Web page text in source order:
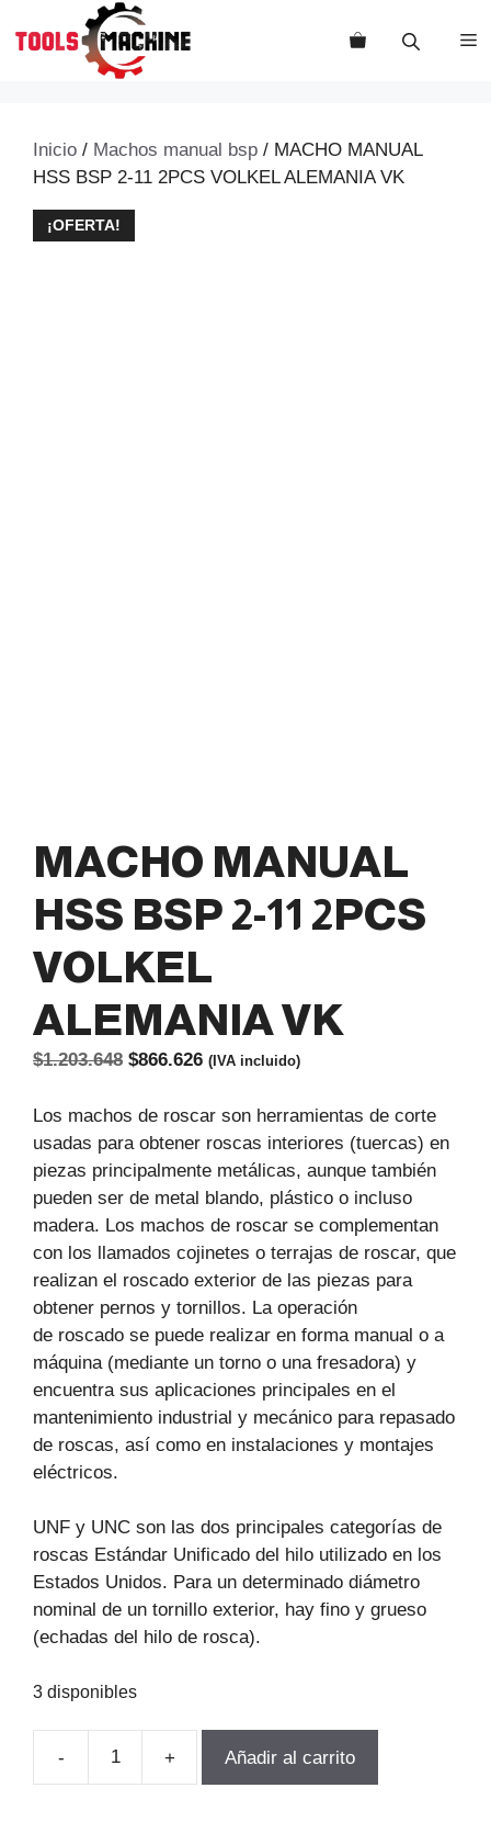
Inicio / Machos manual bsp / MACHO MANUAL
HSS BSP 2-11 2PCS VOLKEL ALEMANIA VK
¡OFERTA!
MACHO MANUAL
HSS BSP 2-11 2PCS
VOLKEL
ALEMANIA VK
$1.203.648 El
original
era:
$1.203.648.
$866.626El
actual
es:
$866.626.
(IVA incluido)
Los machos de roscar son herramientas de corte
usadas para obtener roscas interiores (tuercas) en
piezas principalmente metálicas, aunque también
pueden ser de metal blando, plástico o incluso
madera. Los machos de roscar se complementan
con los llamados cojinetes o terrajas de roscar, que
realizan el roscado exterior de las piezas para
obtener pernos y tornillos. La operación
de roscado se puede realizar en forma manual o a
máquina (mediante un torno o una fresadora) y
encuentra sus aplicaciones principales en el
mantenimiento industrial y mecánico para repasado
de roscas, así como en instalaciones y montajes
eléctricos.
UNF y UNC son las dos principales categorías de
roscas Estándar Unificado del hilo utilizado en los
Estados Unidos. Para un determinado diámetro
nominal de un tornillo exterior, hay fino y grueso
(echadas del hilo de rosca).
3 disponibles
-
MACHO
+ Añadir al carrito